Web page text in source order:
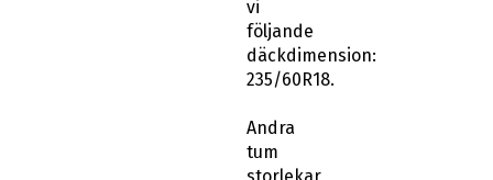
vi
följande
däckdimension:
235/60R18.
Andra
tum